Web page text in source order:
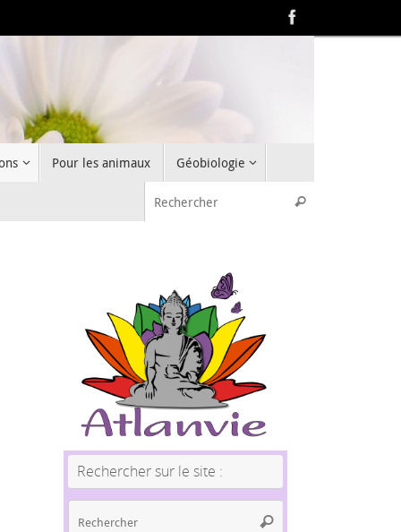
Pour les animaux Géobiologie
Rechercher
Rechercher sur le site :
Rechercher